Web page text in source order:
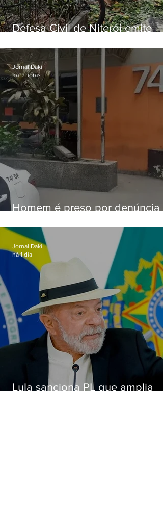
Defesa Civil de Niterói emite
sexta-feira (07)
Homem é preso por denúncia
Alcântara
Jornal Daki
há 9 horas
Lula sanciona PL que amplia
Jornal Daki
há 1 dia